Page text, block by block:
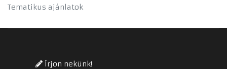
Tematikus ajánlatok
Írjon nekünk!